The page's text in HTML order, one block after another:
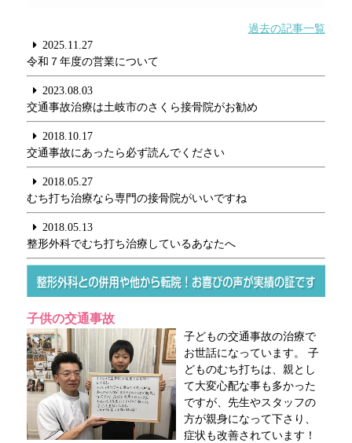
過去の記事一覧
2025.11.27
令和７年度の営業について
2023.08.03
交通事故治療は土岐市のさくら接骨院がお勧め
2018.10.17
交通事故にあったら必ず読んでください
2018.05.27
むち打ち治療なら専門の接骨院がいいですね
2018.05.13
整形外科でむち打ち治療しているあなたへ
子供の交通事故
子どもの交通事故の治療で
お世話になっています。 子
どものむち打ちは、親とし
て大変心配な事も多かった
ですが、先生やスタッフの
方が親身になって下さり、
症状も改善されています！